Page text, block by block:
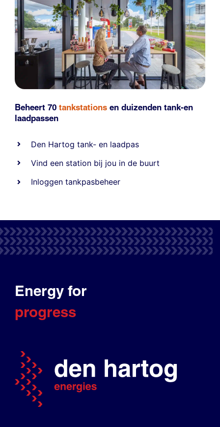
Beheert 70 tankstations en duizenden tank-en
laadpassen
Den Hartog tank- en laadpas
Vind een station bij jou in de buurt
Inloggen tankpasbeheer
Energy for
progress